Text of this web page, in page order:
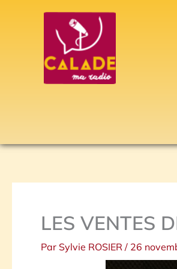
LES VENTES
Par Sylvie ROSIER / 26